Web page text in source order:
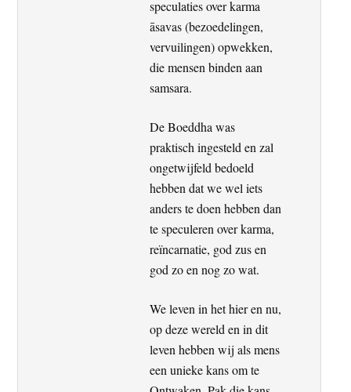
speculaties over karma
āsavas (bezoedelingen,
vervuilingen) opwekken,
die mensen binden aan
samsara.
De Boeddha was
praktisch ingesteld en zal
ongetwijfeld bedoeld
hebben dat we wel iets
anders te doen hebben dan
te speculeren over karma,
reïncarnatie, god zus en
god zo en nog zo wat.
We leven in het hier en nu,
op deze wereld en in dit
leven hebben wij als mens
een unieke kans om te